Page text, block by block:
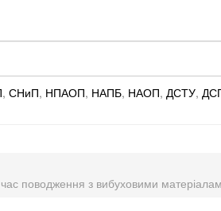
, СНиП, НПАОП, НАПБ, НАОП, ДСТУ,
поводження з вибуховими